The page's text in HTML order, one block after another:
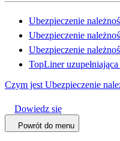
Ubezpieczenie
Ubezpieczenie
Ubezpieczenie
TopLiner
Czym jest Ubezpieczenie
Dowiedz się
Powrót do menu